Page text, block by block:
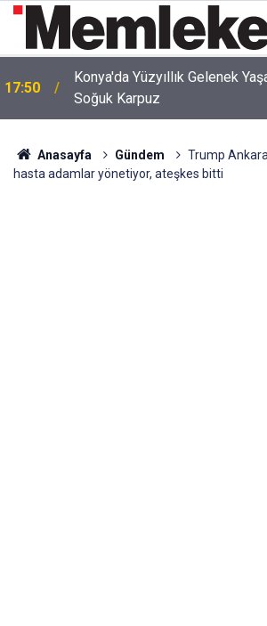
17:50
Konya'da Yüzyıllık Gelenek
Soğuk Karpuz
Anasayfa Gündem
Trump
hasta adamlar yönetiyor, ateşkes bitti